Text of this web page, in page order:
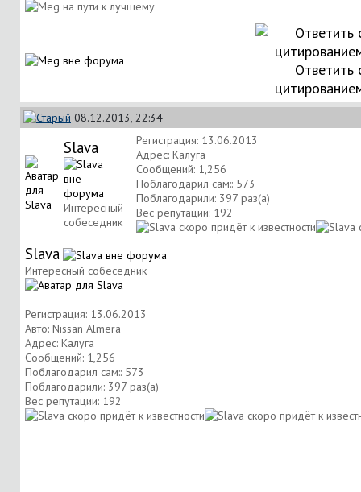
Ответить
08.12.2013, 22:34
Slava
Интересный
собеседник
Регистрация: 13.06.2013
Адрес: Калуга
Сообщений: 1,256
Поблагодарил сам:: 573
Поблагодарили: 397 раз(а)
Вес репутации: 192
Slava
Интересный собеседник
Регистрация: 13.06.2013
Авто: Nissan Almera
Адрес: Калуга
Сообщений: 1,256
Поблагодарил сам:: 573
Поблагодарили: 397 раз(а)
Вес репутации: 192